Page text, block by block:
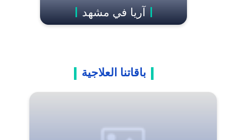
آریا في مشهد
باقاتنا العلاجية